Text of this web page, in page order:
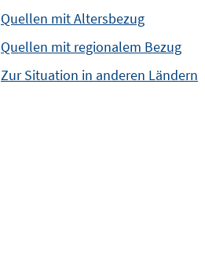
Quellen mit Altersbezug
Quellen mit regionalem Bezug
Zur Situation in anderen Ländern